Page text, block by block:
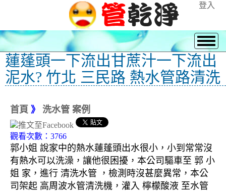
登入
蓮蓬頭一下流出甘蔗汁一下流出
泥水? 竹北 三民路 熱水管路清洗
首頁 》 洗水管 案例
觀看次數：3766
郭小姐 說家中的熱水蓮蓬頭出水很小，小到常常沒
有熱水可以洗澡，讓他很困擾，本公司驅車至 郭 小
姐 家，進行 清洗水管 ，檢測時沒甚麼異常，本公
司架起 高周波水管清洗機，灌入 檸檬酸液 至水管